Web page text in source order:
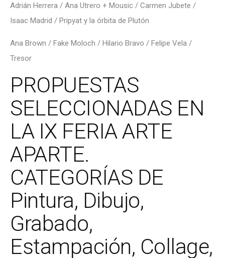
Adrián Herrera / Ana Utrero + Mousic / Carmen Jubete /
Isaac Madrid / Pripyat y la órbita de Plutón
Ana Brown / Fake Moloch / Hilario Bravo / Felipe Vela /
Tresor
PROPUESTAS
SELECCIONADAS EN
LA IX FERIA ARTE
APARTE.
CATEGORÍAS DE
Pintura, Dibujo,
Grabado,
Estampación, Collage,